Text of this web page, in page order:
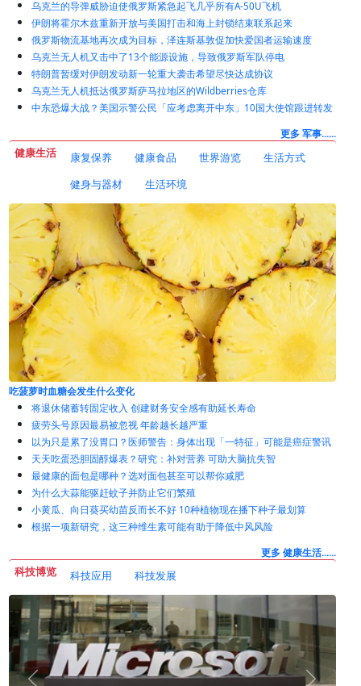
有消息称，朝鲜已将一支导弹部队转移至俄罗斯。
伊朗刚刚收到了一个最后期限：特朗普表示，必须在周二前与阿曼达成
协议，否则将面临他所称的斩首打击
乌克兰的导弹威胁迫使俄罗斯紧急起飞几乎所有A-50U飞机
伊朗将霍尔木兹重新开放与美国打击和海上封锁结束联系起来
俄罗斯物流基地再次成为目标，泽连斯基敦促加快爱国者运输速度
乌克兰无人机又击中了13个能源设施，导致俄罗斯军队停电
乌克兰无人机抵达俄罗斯萨马拉地区的Wildberries仓库
中东恐爆大战？美国示警公民「应考虑离开中东」10国大使馆跟进转发
健康生活 康复保养 健康食品 世界游览
生活方式
健身与器材
生活环境
每天吃蓝莓时，你的身体会发生什么
将退休储蓄转固定收入 创建财务安全感有助延长寿命
疲劳头号原因最易被忽视 年龄越长越严重
以为只是累了没胃口？医师警告：身体出现「一特征」可能是癌症警讯
天天吃蛋恐胆固醇爆表？研究：补对营养 可助大脑抗失智
最健康的面包是哪种？选对面包甚至可以帮你减肥
小黄瓜、向日葵买幼苗反而长不好 10种植物现在播下种子最划算
根据一项新研究，这三种维生素可能有助于降低中风风险
科技博览 科技应用 科技发展